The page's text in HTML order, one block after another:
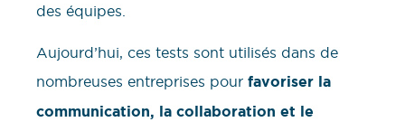
des équipes.
Aujourd’hui, ces tests sont utilisés dans de
nombreuses entreprises pour favoriser la
communication, la collaboration et le